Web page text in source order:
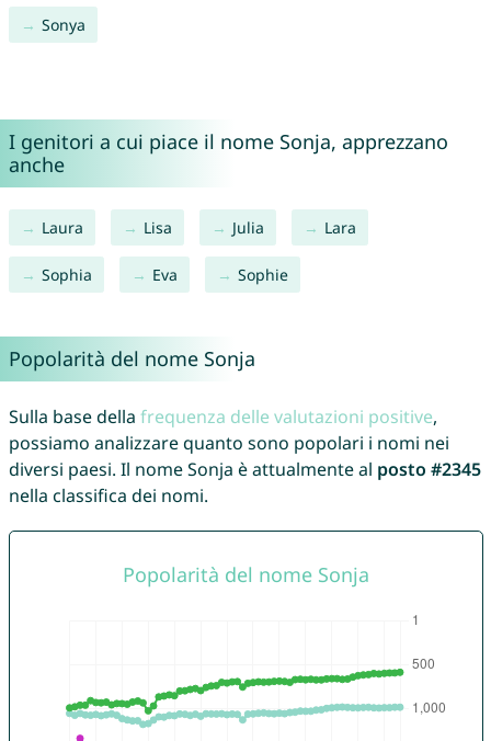
Sonya
I genitori a cui piace il nome Sonja, apprezzano
anche
Laura Lisa Julia Lara
Sophia Eva Sophie
Popolarità del nome Sonja
Sulla base della frequenza delle valutazioni positive,
possiamo analizzare quanto sono popolari i nomi nei
diversi paesi. Il nome Sonja è attualmente al posto #2345
nella classifica dei nomi.